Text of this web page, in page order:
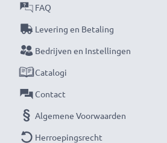
De vervangende accu voor je
biedt de beste kwaliteit tegen een
★ 3 jaar garantie ★
Als internationale speciaalzaak
waar het bij hoogwaardige
Daarom verlenen wij een garantie
FAQ
Levering en Betaling
Bedrijven en Instellingen
Catalogi
Contact
Algemene Voorwaarden
Herroepingsrecht